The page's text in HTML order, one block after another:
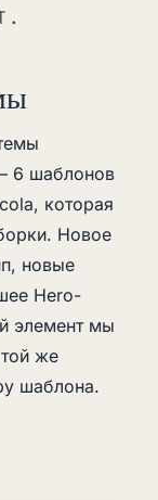
6 шаблонов
которая
Новое
новые
Hero-
элемент мы
же
шаблона.